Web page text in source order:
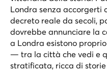
Londra senza accorgerti
decreto reale da secoli,
dovrebbe annunciare la
a Londra esistono
— tra la città che vedi e
stratificata, ricca di